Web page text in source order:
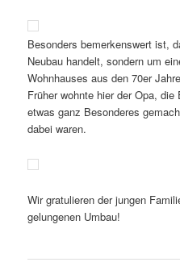
Besonders bemerkenswert ist,
Neubau handelt, sondern um
Wohnhauses aus den 70er
Früher wohnte hier der Opa,
etwas ganz Besonderes
dabei waren.
Wir gratulieren der jungen
gelungenen Umbau!